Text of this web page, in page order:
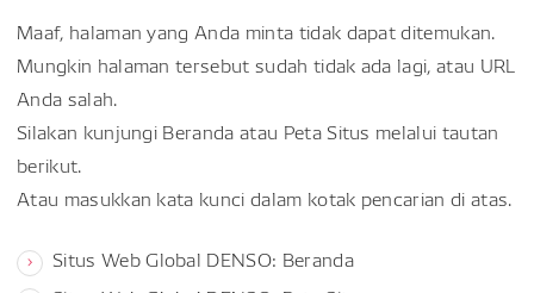
Maaf, halaman yang Anda minta tidak dapat ditemukan.
Mungkin halaman tersebut sudah tidak ada lagi, atau URL
Anda salah.
Silakan kunjungi Beranda atau Peta Situs melalui tautan
berikut.
Atau masukkan kata kunci dalam kotak pencarian di atas.
Situs Web Global DENSO: Beranda